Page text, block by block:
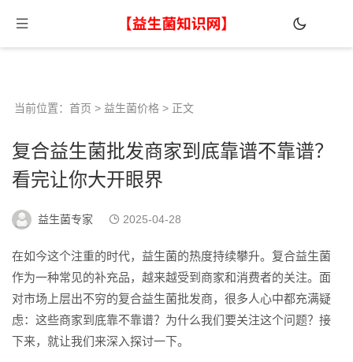
当前位置： 首页 > 益生菌价格 > 正文
复合益生菌批发商家到底靠谱不靠谱？
看完让你大开眼界
益生菌专家 2025-04-28
在如今这个注重的时代，益生菌的热度持续攀升。复合益生菌
作为一种常见的补充品，越来越受到商家和消费者的关注。面
对市场上层出不穷的复合益生菌批发商，很多人心中都充满疑
虑：这些商家到底靠不靠谱？为什么我们要关注这个问题？接
下来，就让我们来深入探讨一下。